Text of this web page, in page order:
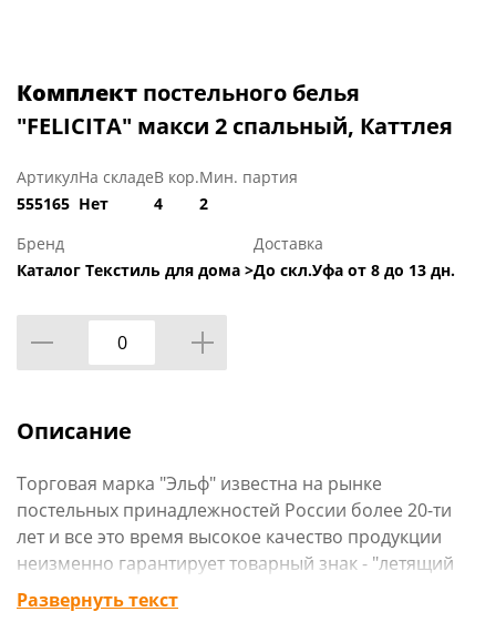
Комплект постельного белья
"FELICITA" макси 2 спальный, Каттлея
Артикул
555165
На складе
Нет
В кор.
4
Мин. партия
2
Бренд
Каталог Текстиль для дома >
Доставка
До скл.Уфа от 8 до 13 дн.
Описание
Торговая марка "Эльф" известна на рынке
постельных принадлежностей России более 20-ти
лет и все это время высокое качество продукции
неизменно гарантирует товарный знак - "летящий
Эльф". К 1999 году объем производства достиг 220
тысяч комплектов постельного белья в месяц. В 2004
Развернуть текст